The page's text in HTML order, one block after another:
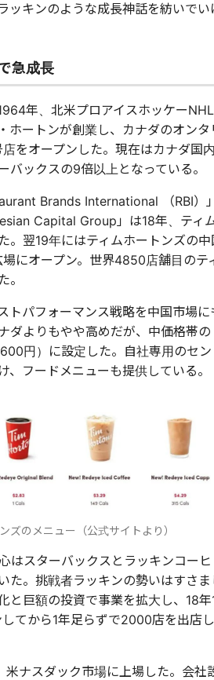
ッキンのような成長神話を紡いでい
急成長
年、北米プロアイスホッケーNHL
ホートンが創業し、カナダのオンタ
をオープンした。現在はカナダ国
バックスの9倍以上となっている。
Brands International （RBI）
Capital Group」は18年、ティ
。翌19年にはティムホートンズの中
にオープン。世界4850店舗目のテ
。
トパフォーマンス戦略を中国市場に
ダよりもやや高めだが、中価格帯の
円）に設定した。自社専用のセン
、フードメニューも提供している。
ズのメニュー（公式サイトより）
はスターバックスとラッキンコーヒ
た。挑戦者ラッキンの勢いはすさま
と巨額の投資で事業を拡大し、18年
してから1年足らずで2000店を出店し
米ナスダック市場に上場した。会社